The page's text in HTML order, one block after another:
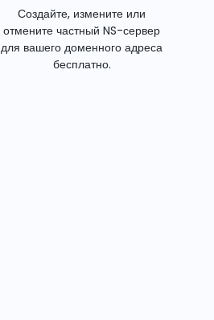
Создайте, измените или
отмените частный NS-сервер
для вашего доменного адреса
бесплатно.